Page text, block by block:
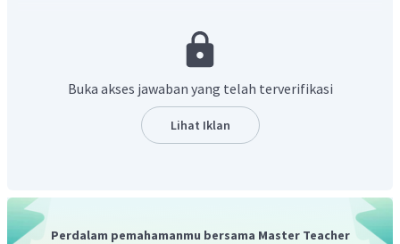
π
50π
Hz
Jadi besar frekuensi adalah 25 Hz.
Buka akses jawaban yang telah terverifikasi
Lihat Iklan
Perdalam pemahamanmu bersama Master Teacher